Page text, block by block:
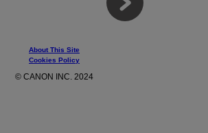
About This Site
Cookies Policy
© CANON INC. 2024